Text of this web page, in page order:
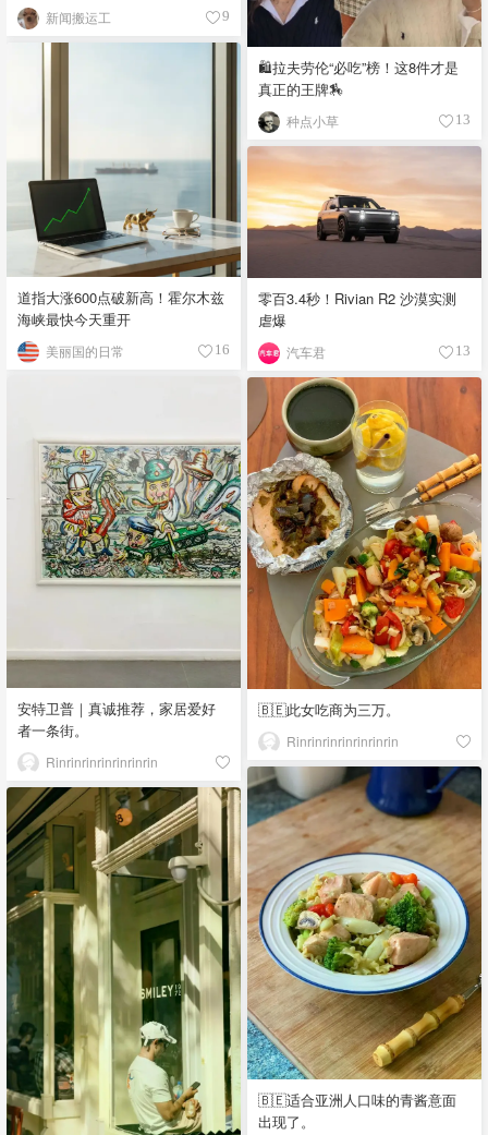
新闻搬运工 9
🛍️拉夫劳伦“必吃”榜！这8件才是
真正的王牌🏇
种点小草 13
道指大涨600点破新高！霍尔木兹
海峡最快今天重开
美丽国的日常 16
零百3.4秒！Rivian R2 沙漠实测
虐爆
汽车君 13
安特卫普｜真诚推荐，家居爱好
者一条街。
Rinrinrinrinrinrinrin
🇧🇪此女吃商为三万。
Rinrinrinrinrinrinrin
🇧🇪适合亚洲人口味的青酱意面
出现了。